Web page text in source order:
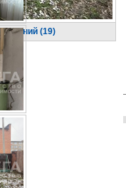
(19)